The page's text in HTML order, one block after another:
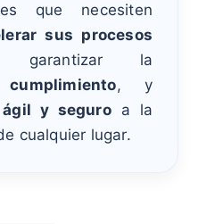
que necesiten
sus procesos
garantizar la
, y
ágil y seguroa la
cualquier lugar.